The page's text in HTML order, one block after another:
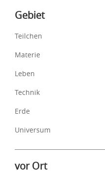
Inhalte
Gebiet
Teilchen
Materie
Leben
Technik
Erde
Universum
vor Ort